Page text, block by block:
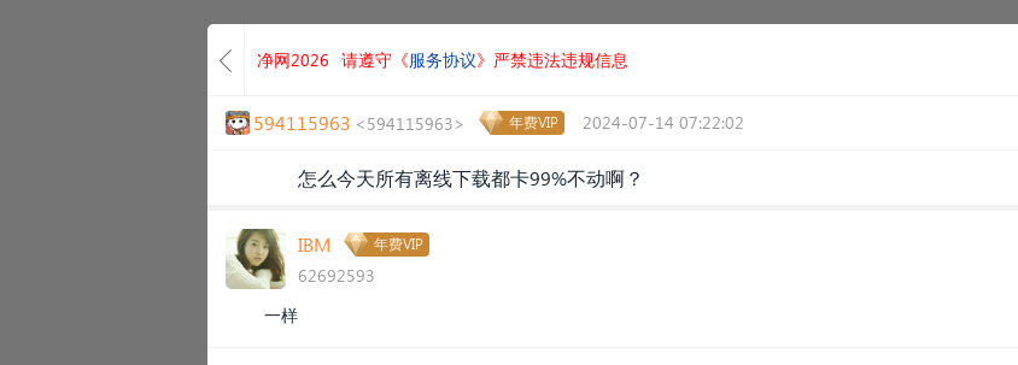
净网2026 请遵守《服务协议》严禁违法违规信息
594115963 <594115963> 年费VIP 2024-07-14 07:22:02
怎么今天所有离线下载都卡99%不动啊？
IBM 年费VIP
62692593
一样